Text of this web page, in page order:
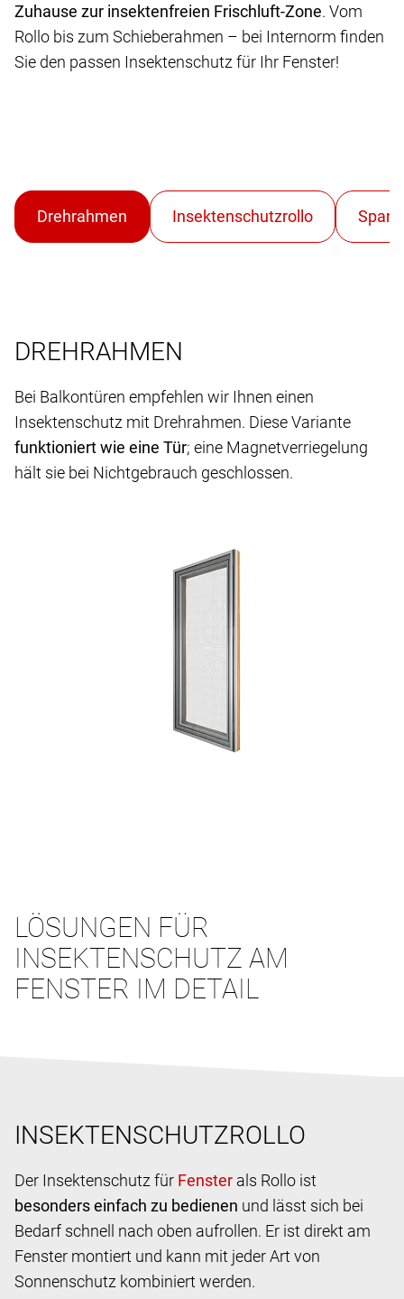
Zuhause zur insektenfreien Frischluft-Zone. Vom
Rollo bis zum Schieberahmen – bei Internorm finden
Sie den passen Insektenschutz für Ihr Fenster!
DREHRAHMEN
Bei Balkontüren empfehlen wir Ihnen einen
Insektenschutz mit Drehrahmen. Diese Variante
funktioniert wie eine Tür; eine Magnetverriegelung
hält sie bei Nichtgebrauch geschlossen.
LÖSUNGEN FÜR
INSEKTENSCHUTZ AM
FENSTER IM DETAIL
INSEKTENSCHUTZROLLO
Der Insektenschutz für
als Rollo ist
besonders einfach zu bedienen und lässt sich bei
Bedarf schnell nach oben aufrollen. Er ist direkt am
Fenster montiert und kann mit jeder Art von
Sonnenschutz kombiniert werden.